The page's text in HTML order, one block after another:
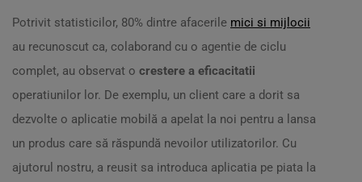
Potrivit statisticilor, 80% dintre afacerile mici si mijlocii
au recunoscut ca, colaborand cu o agentie de ciclu
complet, au observat o crestere a eficacitatii
operatiunilor lor. De exemplu, un client care a dorit sa
dezvolte o aplicatie mobilă a apelat la noi pentru a lansa
un produs care să răspundă nevoilor utilizatorilor. Cu
ajutorul nostru, a reusit sa introduca aplicatia pe piata la